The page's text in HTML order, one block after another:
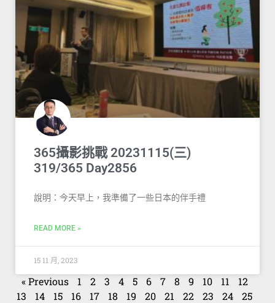
365攝影挑戰 20231115(三)
319/365 Day2856
說明：今天早上，我準備了一些日本的伴手禮
READ MORE »
15 11 月, 2023
« Previous 1 2 3 4 5 6 7 8 9 10 11
12
13
14 15 16 17 18 19 20 21 22 23 24
25